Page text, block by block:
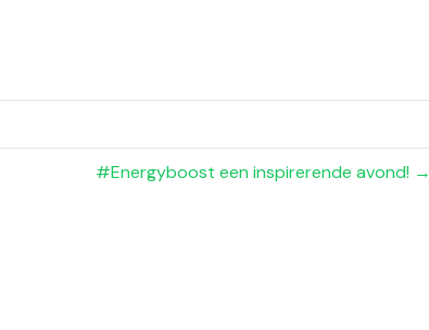
#Energyboost een inspirerende avond! →